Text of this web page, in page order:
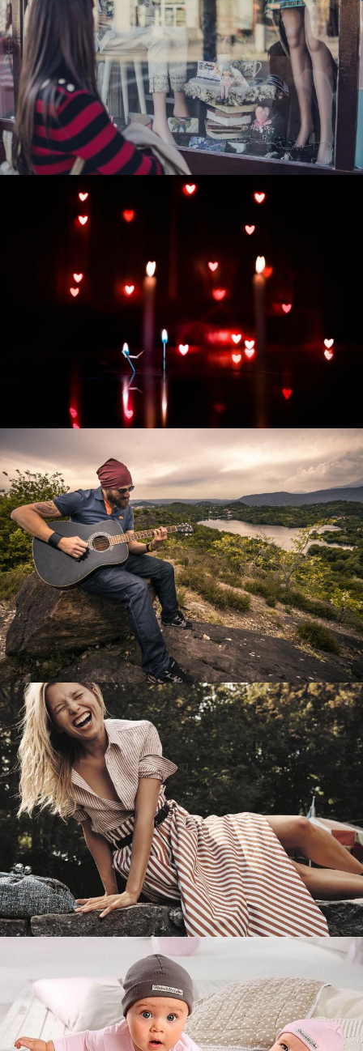
Развитие и поддержка интернет-
витрины StepClub
Смотреть проект
Развитие интернет-магазина "Всё для
праздника"
Смотреть проект
Перевод интернет-магазина
Guitaramania.ru на 1С-Битрикс
Смотреть проект
Имиджевый сайт для сети магазинов
Soho Project
Смотреть проект